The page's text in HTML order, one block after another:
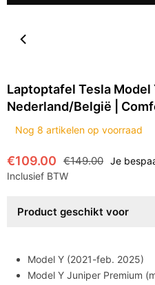
Laptoptafel Tesla
Nederland/België |
Nog 8 artikelen op voorraad
Normale
prijs
€109.00 €149.00 Je
Inclusief BTW
Product geschikt voor
Model Y (2021-feb. 2025)
Model Y Juniper Premium